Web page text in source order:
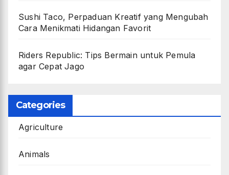
Sushi Taco, Perpaduan Kreatif yang Mengubah
Cara Menikmati Hidangan Favorit
Riders Republic: Tips Bermain untuk Pemula
agar Cepat Jago
Categories
Agriculture
Animals